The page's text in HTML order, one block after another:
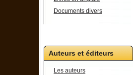
Documents divers
Auteurs et éditeurs
Les auteurs